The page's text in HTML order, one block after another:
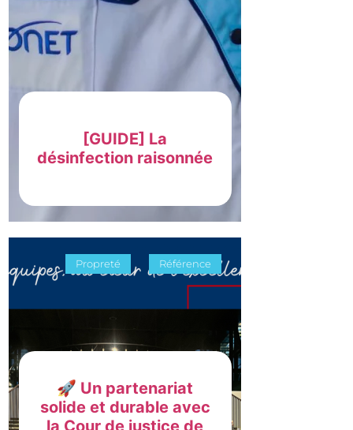
[GUIDE] La
désinfection raisonnée
Propreté Référence
🚀 Un partenariat
solide et durable avec
la Cour de justice de